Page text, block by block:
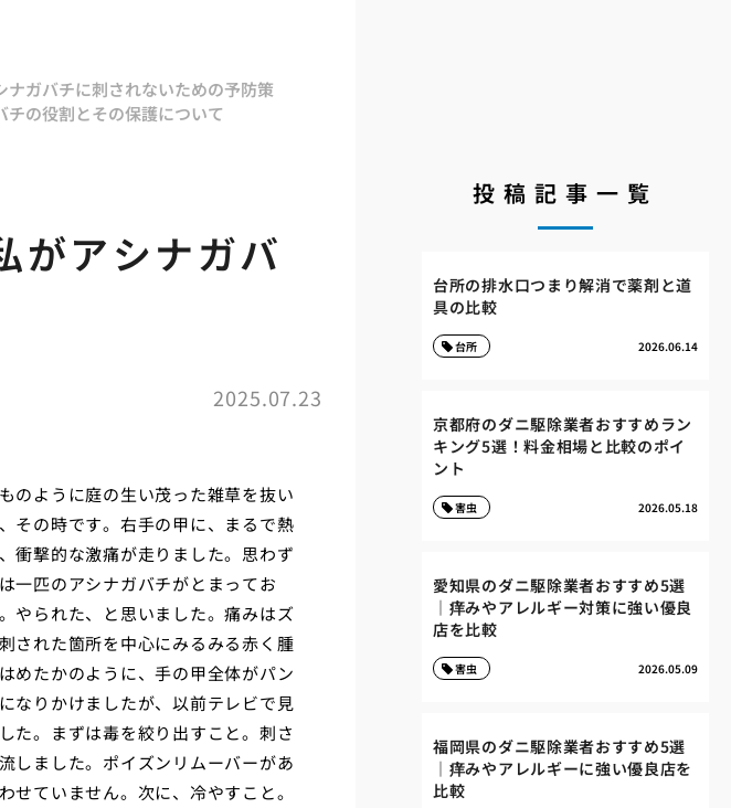
ナガバチに刺されないための予防策
チの役割とその保護について
がアシナガバ
2025.07.23
のように庭の生い茂った雑草を抜い
その時です。右手の甲に、まるで熱
衝撃的な激痛が走りました。思わず
一匹のアシナガバチがとまってお
やられた、と思いました。痛みはズ
された箇所を中心にみるみる赤く腫
めたかのように、手の甲全体がパン
なりかけましたが、以前テレビで見
た。まずは毒を絞り出すこと。刺さ
しました。ポイズンリムーバーがあ
せていません。次に、冷やすこと。
投稿記事一覧
台所の排水口つまり解消で薬剤と道
具の比較
2026.06.14
台所
京都府のダニ駆除業者おすすめラン
キング5選！料金相場と比較のポイ
ント
2026.05.18
害虫
愛知県のダニ駆除業者おすすめ5選
｜痒みやアレルギー対策に強い優良
店を比較
2026.05.09
害虫
福岡県のダニ駆除業者おすすめ5選
｜痒みやアレルギーに強い優良店を
比較